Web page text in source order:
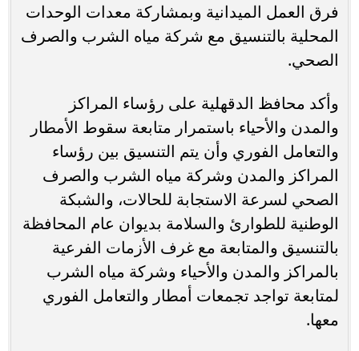
فرق العمل الميدانية وبمشاركة معدات الوحدات
المحلية بالتنسيق مع شركة مياه الشرب والصرف
الصحي.
وأكد محافظ الدقهلية على رؤساء المراكز
والمدن والأحياء باستمرار متابعة سقوط الأمطار
والتعامل الفوري وأن يتم التنسيق بين رؤساء
المراكز والمدن وشركة مياه الشرب والصرف
الصحي لسرعة الاستجابة للحالات، والشبكة
الوطنية للطوارئ والسلامة بديوان عام المحافظة
بالتنسيق والمتابعة مع غرف الأزمات الفرعية
بالمراكز والمدن والأحياء وشركة مياه الشرب
لمتابعة تواجد تجمعات أمطار والتعامل الفوري
معها.